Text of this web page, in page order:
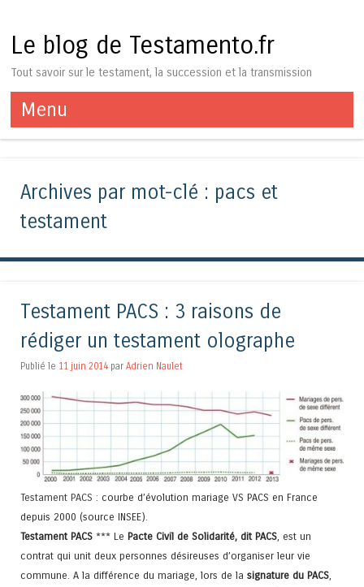
Le blog de Testamento.fr
Tout savoir sur le testament, la succession et la transmission
Menu
Aller au contenu
Archives par mot-clé : pacs et
testament
Testament PACS : 3 raisons de
rédiger un testament olographe
Publié le 11 juin 2014 par Adrien Naulet
Testament PACS : courbe d’évolution mariage VS PACS en France
depuis 2000 (source INSEE).
Testament PACS *** Le Pacte Civil de Solidarité, dit PACS , est un
contrat qui unit deux personnes désireuses d’organiser leur vie
commune. A la différence du mariage, lors de la signature du PACS